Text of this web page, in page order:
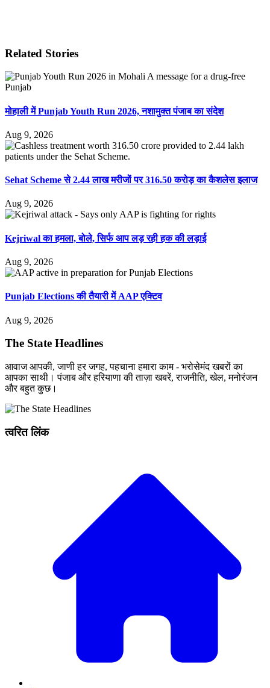
Related Stories
मोहाली में Punjab Youth Run 2026, नशामुक्त पंजाब का संदेश
Aug 9, 2026
Sehat Scheme से 2.44 लाख मरीजों पर 316.50 करोड़ का कैशलेस इलाज
Aug 9, 2026
Kejriwal का हमला, बोले, सिर्फ आप लड़ रही हक की लड़ाई
Aug 9, 2026
Punjab Elections की तैयारी में AAP एक्टिव
Aug 9, 2026
The State Headlines
आवाज आपकी, जाणी हर जगह, पहचाना हमारा काम - भरोसेमंद खबरों का
आपका साथी। पंजाब और हरियाणा की ताज़ा खबरें, राजनीति, खेल, मनोरंजन
और बहुत कुछ।
त्वरित लिंक